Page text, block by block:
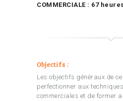
COMMERCIALE : 67
Objectifs :
Les objectifs généraux de
perfectionner aux
commerciales et de former